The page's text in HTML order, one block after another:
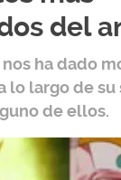
del
nos ha dado
lo largo de su
de ellos.